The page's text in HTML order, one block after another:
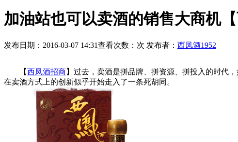
加油站也可以卖酒的销售大商机【
发布日期：2016-03-07 14:31查看次数： 次 发布者： 西凤酒1952
【西凤酒招商】过去，卖酒是拼品牌、拼资源、拼投入的时代
在卖酒方式上的创新似乎开始走入了一条死胡同。